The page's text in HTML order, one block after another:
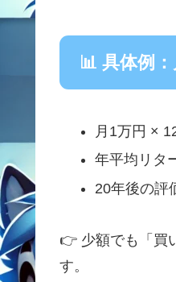
📊 具体例
月1万円 ×
年平均リタ
20年後の評
👉 少額でも「買
す。